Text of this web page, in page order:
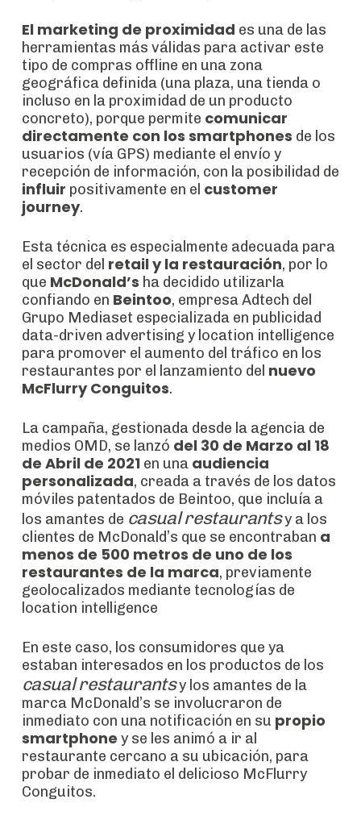
El marketing de proximidad es una de las
herramientas más válidas para activar este
tipo de compras offline en una zona
geográfica definida (una plaza, una tienda o
incluso en la proximidad de un producto
concreto), porque permite comunicar
directamente con los smartphones de los
usuarios (vía GPS) mediante el envío y
recepción de información, con la posibilidad de
influir positivamente en el customer
journey.
Esta técnica es especialmente adecuada para
el sector del retail y la restauración, por lo
que McDonald’s ha decidido utilizarla
confiando en Beintoo, empresa Adtech del
Grupo Mediaset especializada en publicidad
data-driven advertising y location intelligence
para promover el aumento del tráfico en los
restaurantes por el lanzamiento del nuevo
McFlurry Conguitos.
La campaña, gestionada desde la agencia de
medios OMD, se lanzó del 30 de Marzo al 18
de Abril de 2021 en una audiencia
personalizada, creada a través de los datos
móviles patentados de Beintoo, que incluía a
los amantes de casual restaurantsy a los
clientes de McDonald’s que se encontraban a
menos de 500 metros de uno de los
restaurantes de la marca, previamente
geolocalizados mediante tecnologías de
location intelligence
En este caso, los consumidores que ya
estaban interesados ​​en los productos de los
casual restaurantsy los amantes de la
marca McDonald’s se involucraron de
inmediato con una notificación en su propio
smartphone y se les animó a ir al
restaurante cercano a su ubicación, para
probar de inmediato el delicioso McFlurry
Conguitos.